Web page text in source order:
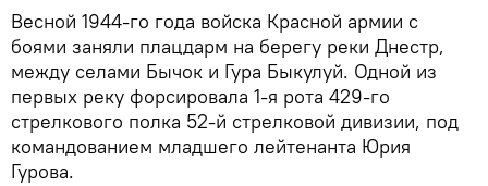
Весной 1944-го года войска Красной армии с
боями заняли плацдарм на берегу реки Днестр,
между селами Бычок и Гура Быкулуй. Одной из
первых реку форсировала 1-я рота 429-го
стрелкового полка 52-й стрелковой дивизии, под
командованием младшего лейтенанта Юрия
Гурова.